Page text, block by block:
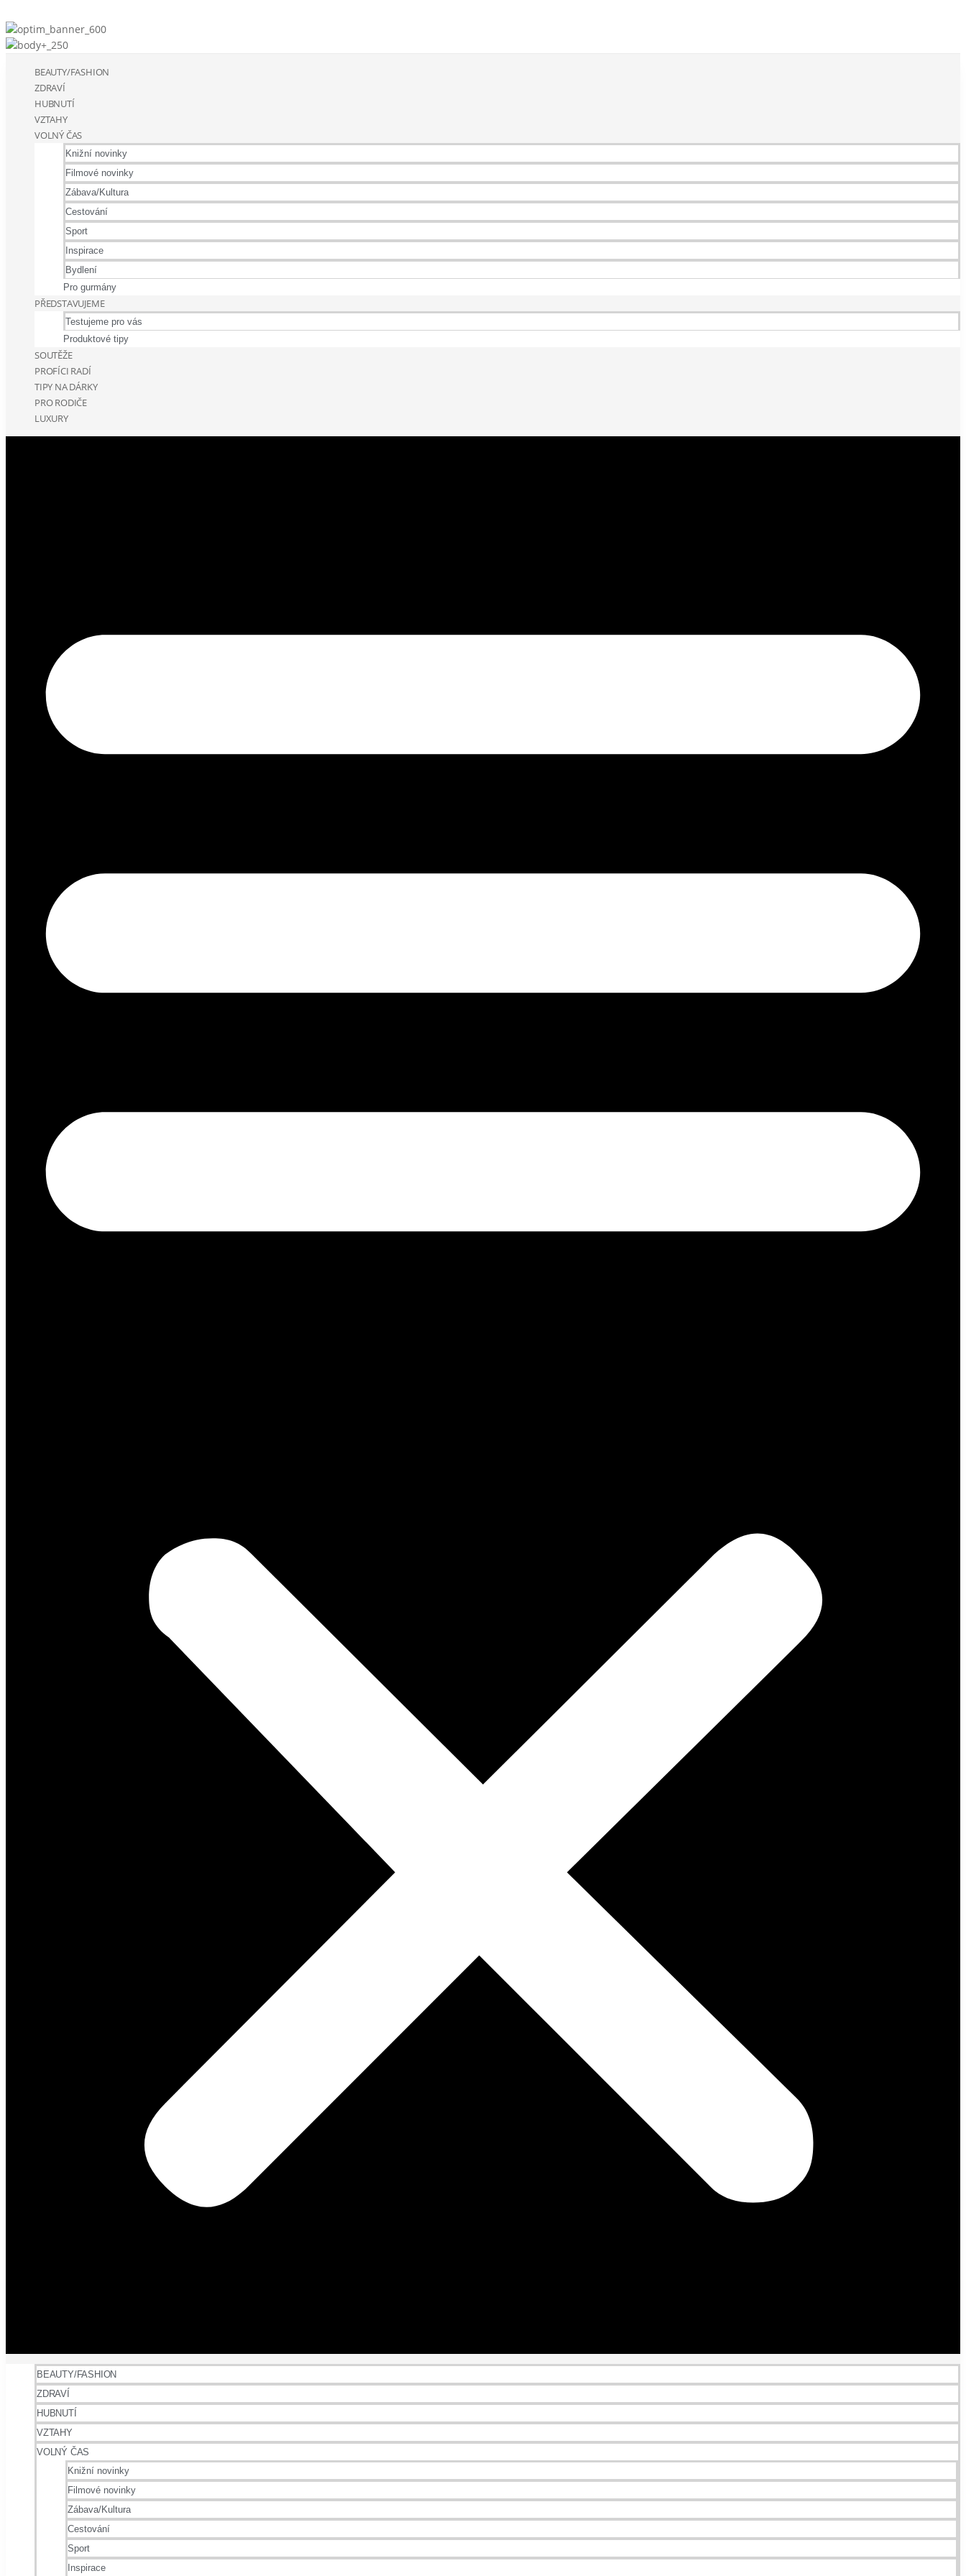
BEAUTY/FASHION
ZDRAVÍ
HUBNUTÍ
VZTAHY
VOLNÝ ČAS
Knižní novinky
Filmové novinky
Zábava/Kultura
Cestování
Sport
Inspirace
Bydlení
Pro gurmány
PŘEDSTAVUJEME
Testujeme pro vás
Produktové tipy
SOUTĚŽE
PROFÍCI RADÍ
TIPY NA DÁRKY
PRO RODIČE
LUXURY
BEAUTY/FASHION
ZDRAVÍ
HUBNUTÍ
VZTAHY
VOLNÝ ČAS
Knižní novinky
Filmové novinky
Zábava/Kultura
Cestování
Sport
Inspirace